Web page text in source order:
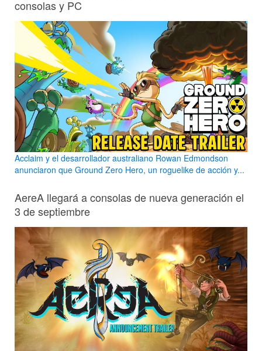
consolas y PC
Acclaim y el desarrollador australiano Rowan Edmondson
anunciaron que Ground Zero Hero, un roguelike de acción y...
AereA llegará a consolas de nueva generación el
3 de septiembre